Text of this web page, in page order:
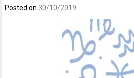
Posted on 30/10/2019